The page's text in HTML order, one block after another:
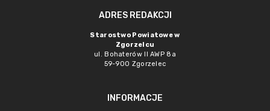
ADRES REDAKCJI
Starostwo Powiatowe w
Zgorzelcu
ul. Bohaterów II AWP 8a
59-900 Zgorzelec
INFORMACJE